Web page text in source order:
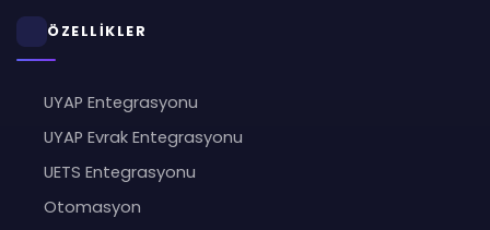
ÖZELLİKLER
UYAP Entegrasyonu
UYAP Evrak Entegrasyonu
UETS Entegrasyonu
Otomasyon